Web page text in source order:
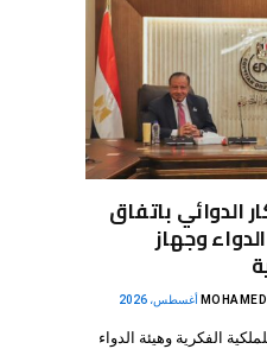
الدوائي باتفاق
وجهاز
الفكرية وهيئة الدواء